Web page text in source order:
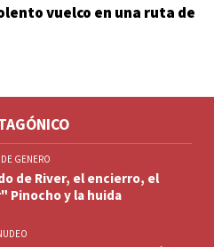
vuelco en una ruta de
GENERO
de River, el encierro, el
Pinocho y la huida